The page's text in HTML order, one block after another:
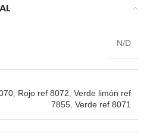
N/D
Rojo ref 8072 Verde limón ref
7855 Verde ref 8071